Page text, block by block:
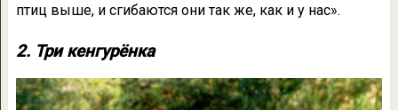
птиц выше, и сгибаются они так же, как и у нас».
2. Три кенгурёнка